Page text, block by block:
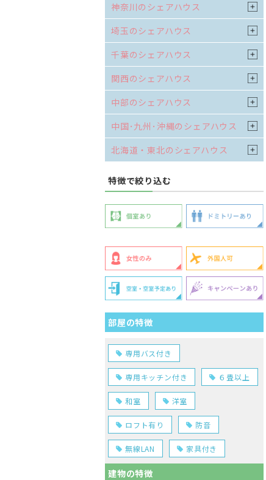
神奈川のシェアハウス
埼玉のシェアハウス
千葉のシェアハウス
関西のシェアハウス
中部のシェアハウス
中国･九州･沖縄のシェアハウス
北海道・東北のシェアハウス
特徴で絞り込む
部屋の特徴
専用バス付き
専用キッチン付き ６畳以上
和室 洋室
ロフト有り 防音
無線LAN 家具付き
建物の特徴